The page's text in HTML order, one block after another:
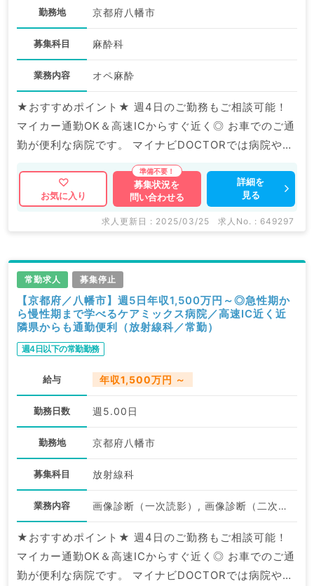
勤務地 京都府八幡市
募集科目 麻酔科
業務内容 オペ麻酔
★おすすめポイント★ 週4日のご勤務もご相談可能！
マイカー通勤OK＆高速ICからすぐ近く◎ お車でのご通
勤が便利な病院です。 マイナビDOCTORでは病院やク
リニックなどの医療機関求人はもちろんのこと、 産業
医等の企業系求人も多数扱っています。 求人内容の詳
細等はお気軽にお問合せ下さい。
お気に入り
募集状況を
問い合わせる
詳細を
見る
求人更新日 : 2025/03/25 求人No. : 649297
常勤求人 募集停止
【京都府／八幡市】週5日年収1,500万円～◎急性期か
ら慢性期まで学べるケアミックス病院／高速IC近く近
隣県からも通勤便利（放射線科／常勤）
週4日以下の常勤勤務
給与 年収1,500万円 ～
勤務日数 週5.00日
勤務地 京都府八幡市
募集科目 放射線科
業務内容 画像診断（一次読影）, 画像診断（二次読影）
★おすすめポイント★ 週4日のご勤務もご相談可能！
マイカー通勤OK＆高速ICからすぐ近く◎ お車でのご通
勤が便利な病院です。 マイナビDOCTORでは病院やク